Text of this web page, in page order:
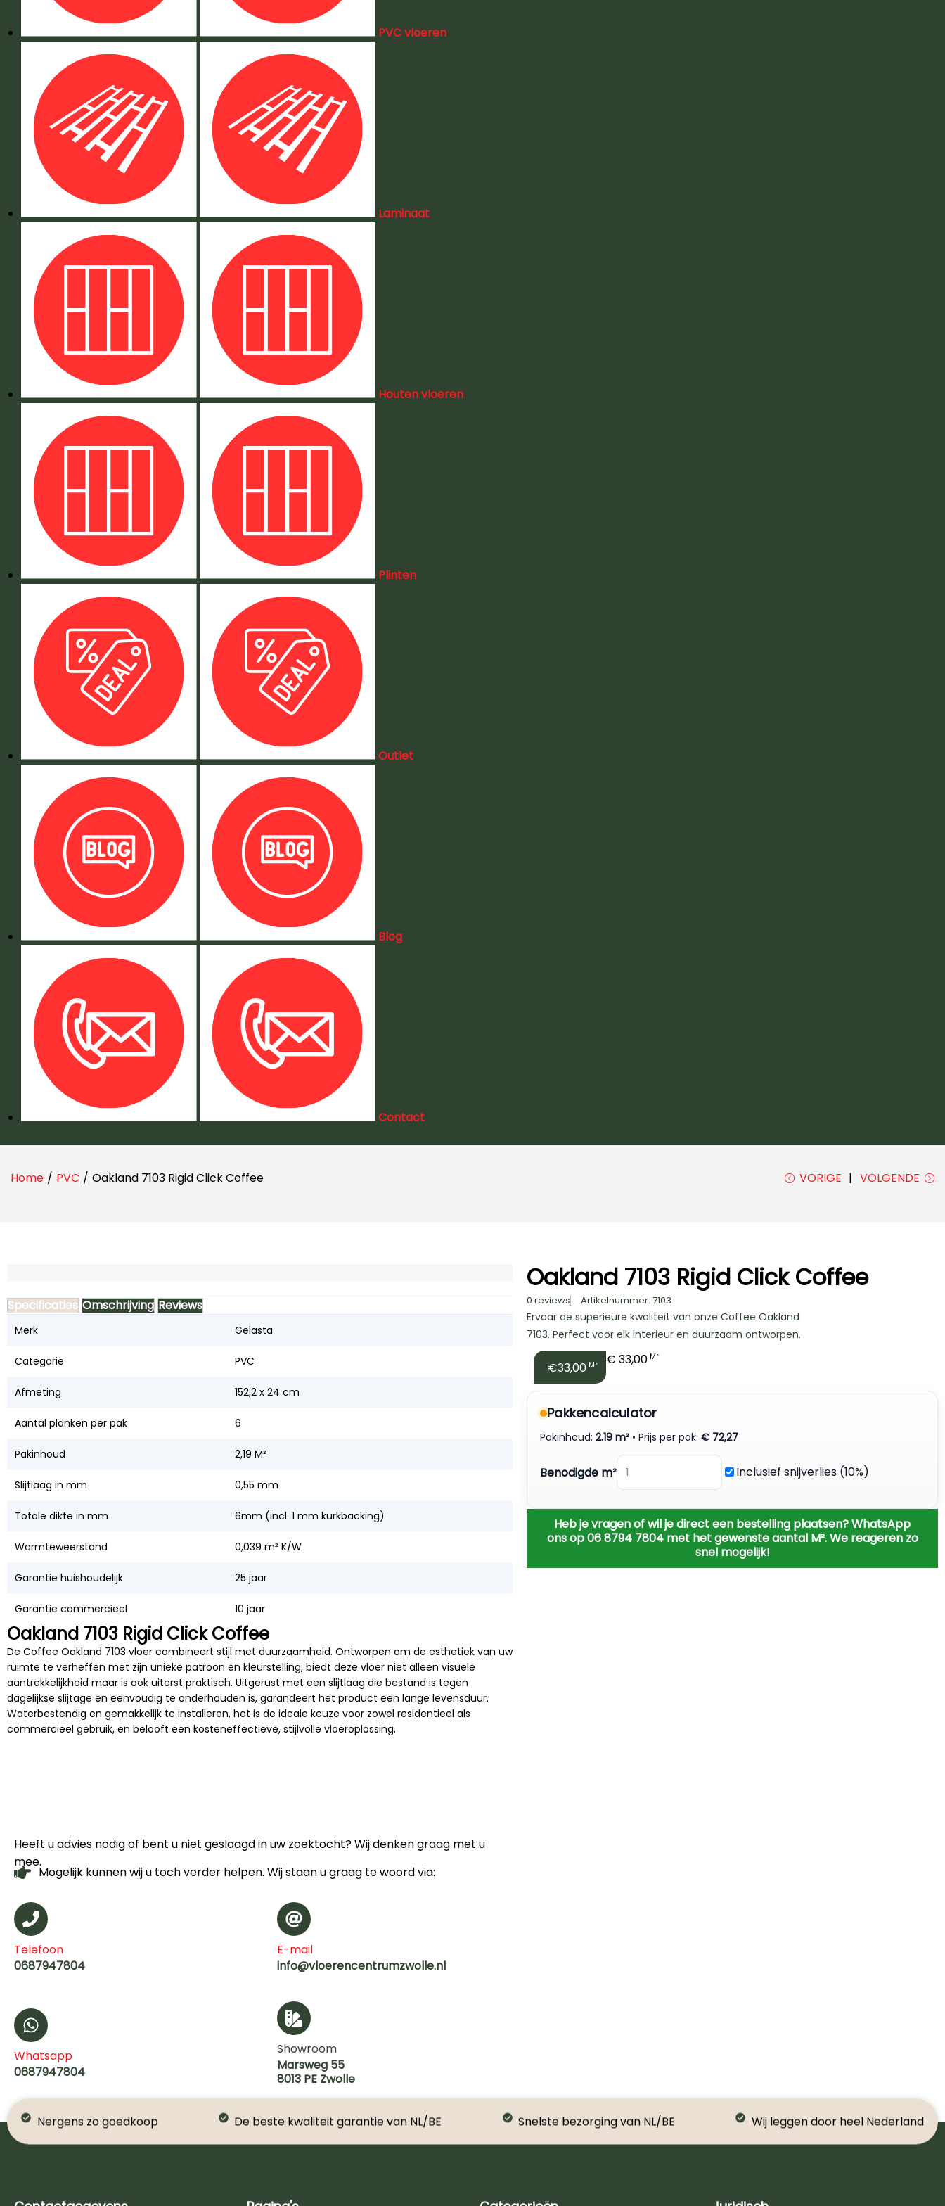
PVC vloeren
Laminaat
Houten vloeren
Plinten
Outlet
Blog
Contact
Home / PVC / Oakland 7103 Rigid Click Coffee VORIGE VOLGENDE
Specificaties Omschrijving Reviews
Merk Gelasta
Categorie PVC
Afmeting 152,2 x 24 cm
Aantal planken per pak 6
Pakinhoud 2,19 M²
Slijtlaag in mm 0,55 mm
Totale dikte in mm 6mm (incl. 1 mm kurkbacking)
Warmteweerstand 0,039 m² K/W
Garantie huishoudelijk 25 jaar
Garantie commercieel 10 jaar
Oakland 7103 Rigid Click Coffee
De Coffee Oakland 7103 vloer combineert stijl met duurzaamheid. Ontworpen om de esthetiek van uw
ruimte te verheffen met zijn unieke patroon en kleurstelling, biedt deze vloer niet alleen visuele
aantrekkelijkheid maar is ook uiterst praktisch. Uitgerust met een slijtlaag die bestand is tegen
dagelijkse slijtage en eenvoudig te onderhouden is, garandeert het product een lange levensduur.
Waterbestendig en gemakkelijk te installeren, het is de ideale keuze voor zowel residentieel als
commercieel gebruik, en belooft een kosteneffectieve, stijlvolle vloeroplossing.
Oakland 7103 Rigid Click Coffee
0 reviews Artikelnummer: 7103
Ervaar de superieure kwaliteit van onze Coffee Oakland
7103. Perfect voor elk interieur en duurzaam ontworpen.
€33,00 M² € 33,00 M²
Pakkencalculator
Pakinhoud:2.19 m² • Prijs per pak:€ 72,27
Benodigde m² Inclusief snijverlies (10%)
Heb je vragen of wil je direct een bestelling plaatsen? WhatsApp
ons op 06 8794 7804 met het gewenste aantal M². We reageren zo
snel mogelijk!
Heeft u advies nodig of bent u niet geslaagd in uw zoektocht? Wij denken graag met u
mee.
Mogelijk kunnen wij u toch verder helpen. Wij staan u graag te woord via:
Telefoon
0687947804
E-mail
info@vloerencentrumzwolle.nl
Whatsapp
0687947804
Showroom
Marsweg 55
8013 PE Zwolle
Nergens zo goedkoop De beste kwaliteit garantie van NL/BE Snelste bezorging van NL/BE Wij leggen door heel Nederland